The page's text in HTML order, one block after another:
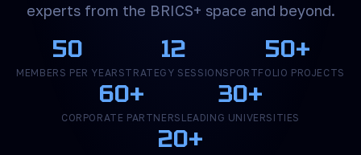
experts from the BRICS+ space and beyond.
50
MEMBERS PER YEAR
12
STRATEGY SESSIONS
50+
PORTFOLIO PROJECTS
60+
CORPORATE PARTNERS
30+
LEADING UNIVERSITIES
20+